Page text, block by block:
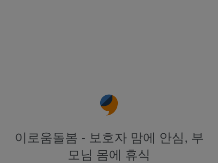
이로움돌봄 - 보호자 맘에 안심, 부
모님 몸에 휴식